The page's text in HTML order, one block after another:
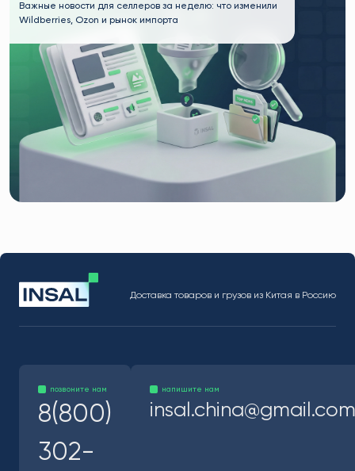
Важные новости для селлеров за неделю: что изменили
Wildberries, Ozon и рынок импорта
Доставка товаров и грузов из Китая в Россию
позвоните нам
8(800)
302-
напишите нам
insal.china@gmail.com